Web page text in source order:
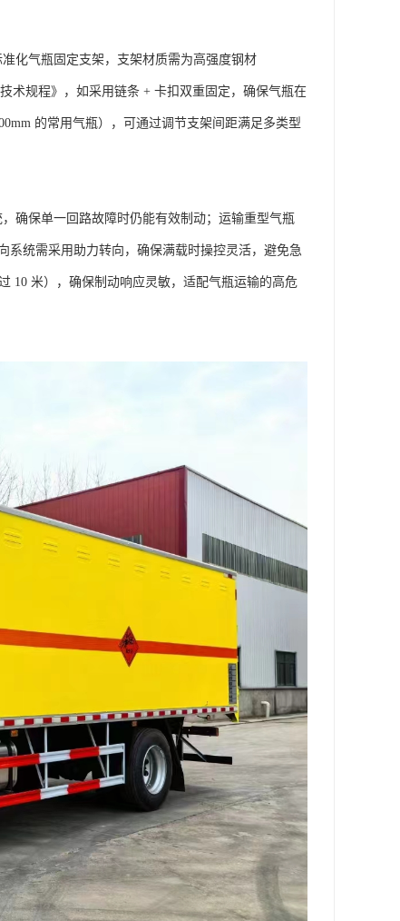
化气瓶固定支架，支架材质需为高强度钢材
术规程》，如采用链条 + 卡扣双重固定，确保气瓶在
的常用气瓶），可通过调节支架间距满足多类型
确保单一回路故障时仍能有效制动；运输重型气瓶
系统需采用助力转向，确保满载时操控灵活，避免急
10 米），确保制动响应灵敏，适配气瓶运输的高危